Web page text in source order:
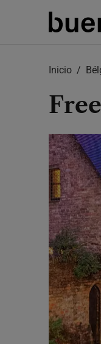
Inicio